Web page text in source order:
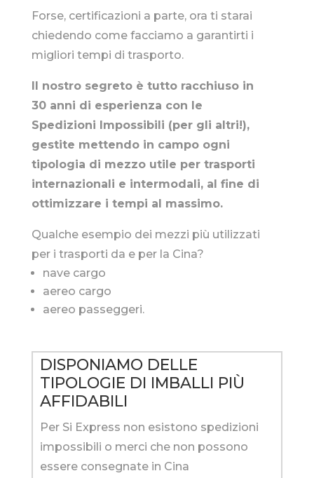
Forse, certificazioni a parte, ora ti starai
chiedendo come facciamo a garantirti i
migliori tempi di trasporto.
Il nostro segreto è tutto racchiuso in
30 anni di esperienza con le
Spedizioni Impossibili (per gli altri!),
gestite mettendo in campo ogni
tipologia di mezzo utile per trasporti
internazionali e intermodali, al fine di
ottimizzare i tempi al massimo.
Qualche esempio dei mezzi più utilizzati
per i trasporti da e per la Cina?
nave cargo
aereo cargo
aereo passeggeri.
DISPONIAMO DELLE
TIPOLOGIE DI IMBALLI PIÙ
AFFIDABILI
Per Si Express non esistono spedizioni
impossibili o merci che non possono
essere consegnate in Cina